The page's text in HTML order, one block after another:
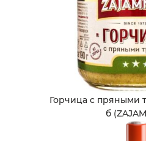
Горчица с пряными
б